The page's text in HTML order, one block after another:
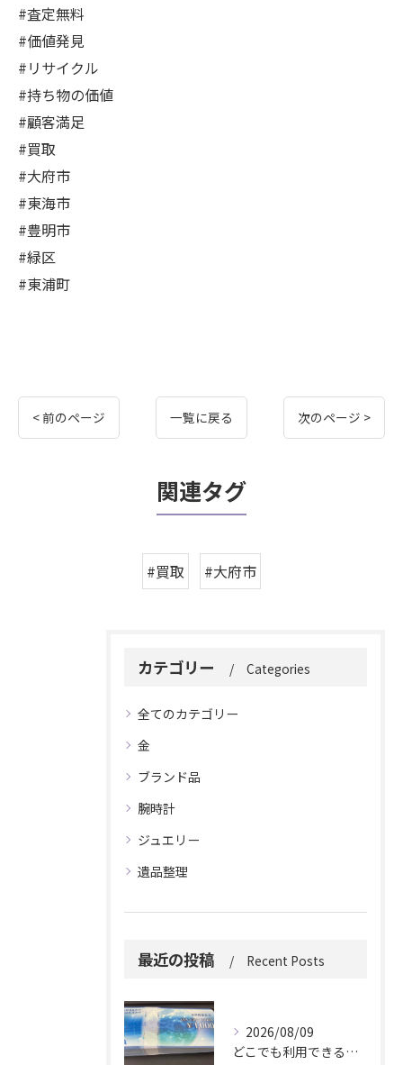
#査定無料
#価値発見
#リサイクル
#持ち物の価値
#顧客満足
#買取
#大府市
#東海市
#豊明市
#緑区
#東浦町
< 前のページ 一覧に戻る 次のページ >
関連タグ
#買取 #大府市
カテゴリー Categories
全てのカテゴリー
金
ブランド品
腕時計
ジュエリー
遺品整理
最近の投稿 Recent Posts
2026/08/09
どこでも利用できる便利さ。